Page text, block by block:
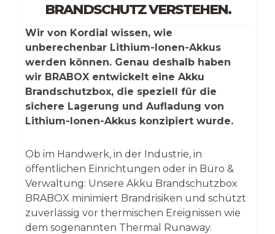
BRANDSCHUTZ VERSTEHEN.
Wir von Kordial wissen, wie
unberechenbar Lithium-Ionen-Akkus
werden können. Genau deshalb haben
wir BRABOX entwickelt eine Akku
Brandschutzbox, die speziell für die
sichere Lagerung und Aufladung von
Lithium-Ionen-Akkus konzipiert wurde.
Ob im Handwerk, in der Industrie, in
öffentlichen Einrichtungen oder in Büro &
Verwaltung: Unsere Akku Brandschutzbox
BRABOX minimiert Brandrisiken und schützt
zuverlässig vor thermischen Ereignissen wie
dem sogenannten Thermal Runaway.